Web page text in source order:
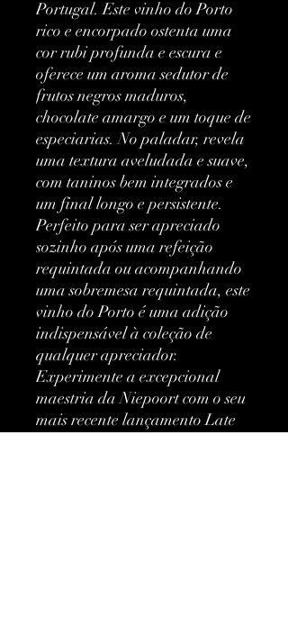
Portugal. Este vinho do Porto
rico e encorpado ostenta uma
cor rubi profunda e escura e
oferece um aroma sedutor de
frutos negros maduros,
chocolate amargo e um toque de
especiarias. No paladar, revela
uma textura aveludada e suave,
com taninos bem integrados e
um final longo e persistente.
Perfeito para ser apreciado
sozinho após uma refeição
requintada ou acompanhando
uma sobremesa requintada, este
vinho do Porto é uma adição
indispensável à coleção de
qualquer apreciador.
Experimente a excepcional
maestria da Niepoort com o seu
mais recente lançamento Late